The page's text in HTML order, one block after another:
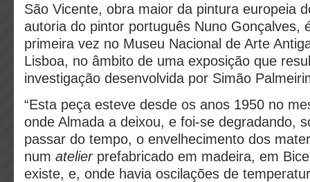
São Vicente, obra maior da pintura europeia
autoria do pintor português Nuno Gonçalves,
primeira vez no Museu Nacional de Arte
Lisboa, no âmbito de uma exposição que
investigação desenvolvida por Simão
“Esta peça esteve desde os anos 1950 no
onde Almada a deixou, e foi-se degradando,
passar do tempo, o envelhecimento dos
num atelier prefabricado em madeira, em
existe, e, onde havia oscilações de